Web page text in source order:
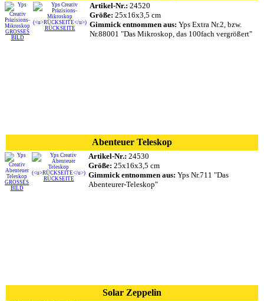
GROSSES
BILD
RÜCKSEITE
Artikel-Nr.: 24520
Größe: 25x16x3,5 cm
Gimmick entnommen aus: Yps Extra Nr.2, bzw.
Nr.88001 "Das Mikroskop, das 100fach vergrößert"
Abenteuer Teleskop
GROSSES
BILD
RÜCKSEITE
Artikel-Nr.: 24530
Größe: 25x16x3,5 cm
Gimmick entnommen aus: Yps Nr.711 "Das
Abenteurer-Teleskop"
Solar Zeppelin